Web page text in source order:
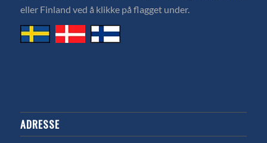
eller Finland ved å klikke på flagget under.
ADRESSE